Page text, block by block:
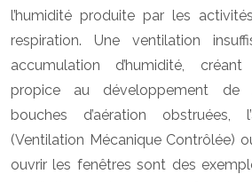
l’humidité produite par les
respiration. Une ventilation
accumulation d’humidité,
propice au développement de
bouches d’aération obstruées,
(Ventilation Mécanique Contrôlée)
ouvrir les fenêtres sont des